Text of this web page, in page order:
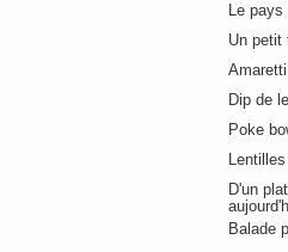
Le
Un petit
Dip de
Poke
D'un
Balade